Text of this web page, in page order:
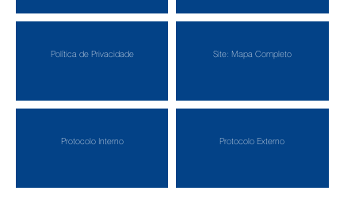
Política de Privacidade Site: Mapa Completo
Protocolo Interno Protocolo Externo